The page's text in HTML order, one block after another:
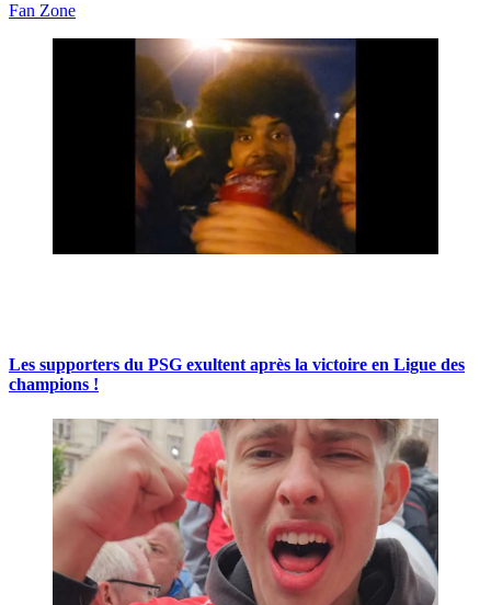
Fan Zone
Les supporters du PSG exultent après la victoire en Ligue des
champions !